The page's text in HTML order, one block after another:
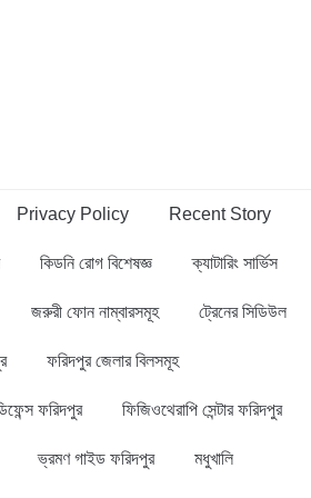
Privacy Policy Recent Story
কিডনি রোগ বিশেষজ্ঞ ক্যাটারিং সার্ভিস
জরুরী ফোন নাম্বারসমূহ ট্রেনের সিডিউল
ফরিদপুর জেলার বিলসমূহ
ফরিদপুর ফিজিওথেরাপি সেন্টার ফরিদপুর
ভ্রমণ গাইড ফরিদপুর মধুখালি